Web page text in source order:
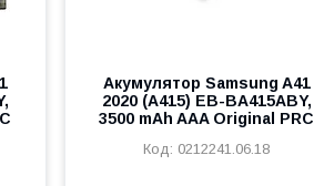
Акумулятор Samsung A41
2020 (A415) EB-BA415ABY,
3500 mAh AAA Original PRC
0212241.06.18